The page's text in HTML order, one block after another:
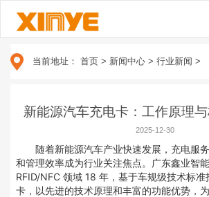
当前地址： 首页 > 新闻中心 > 行业新闻 >
新能源汽车充电卡：工作原理
2025-12-30
随着新能源汽车产业快速发展，充电服
和管理效率成为行业关注焦点。广东鑫业智
RFID/NFC 领域 18 年，基于车规级技术标
卡，以先进的技术原理和丰富的功能优势，